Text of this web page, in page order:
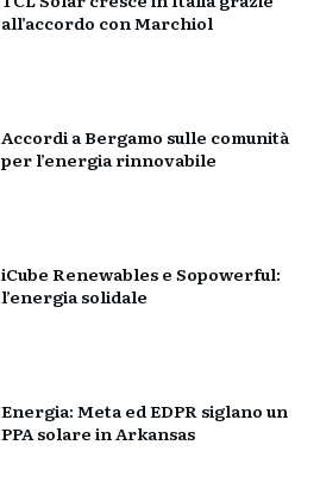
all’accordo con Marchiol
Accordi a Bergamo sulle comunità
per l’energia rinnovabile
iCube Renewables e Sopowerful:
l’energia solidale
Energia: Meta ed EDPR siglano un
PPA solare in Arkansas